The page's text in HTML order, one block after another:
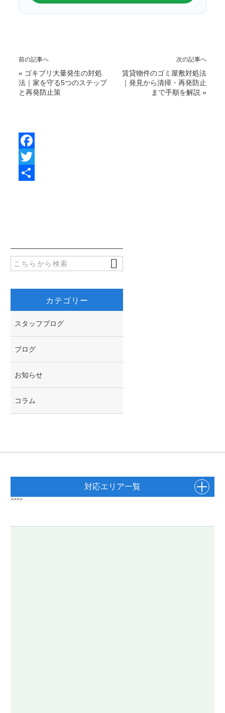
前の記事へ
« ゴキブリ大量発生の対処
法｜家を守る5つのステップ
と再発防止策
次の記事へ
賃貸物件のゴミ屋敷対処法
｜発見から清掃・再発防止
まで手順を解説 »
F
カテゴリー
スタッフブログ
ブログ
お知らせ
コラム
対応エリア一覧
>>>>